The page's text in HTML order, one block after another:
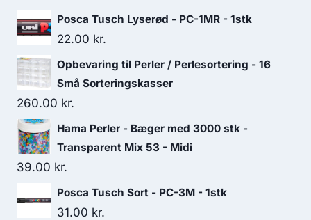
Posca Tusch Lyserød - PC-1MR - 1stk
22.00 kr.
Opbevaring til Perler / Perlesortering - 16
Små Sorteringskasser
260.00 kr.
Hama Perler - Bæger med 3000 stk -
Transparent Mix 53 - Midi
39.00 kr.
Posca Tusch Sort - PC-3M - 1stk
31.00 kr.